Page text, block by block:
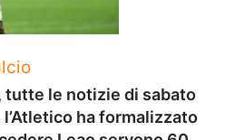
tutte le notizie di sabato
ha formalizzato